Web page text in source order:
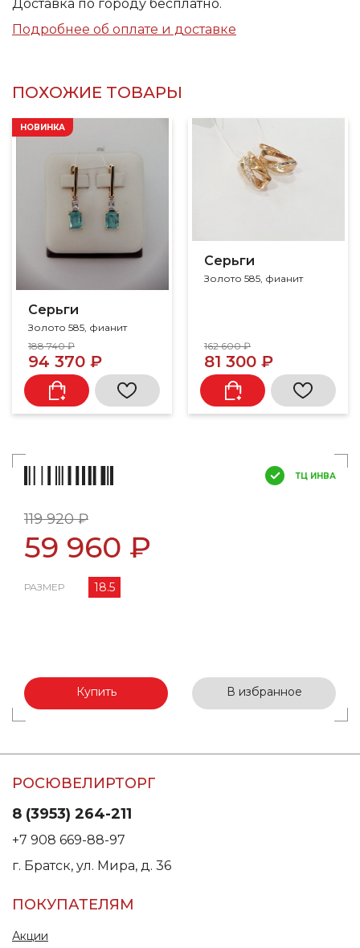
Доставка по городу бесплатно.
Подробнее об оплате и доставке
ПОХОЖИЕ ТОВАРЫ
Серьги
Золото 585, фианит
НОВИНКА
188 740 ₽
94 370 ₽
Серьги
Золото 585, фианит
162 600 ₽
81 300 ₽
ТЦ ИНВА
119 920 ₽
59 960 ₽
РАЗМЕР 18.5
Купить В избранное
РОСЮВЕЛИРТОРГ
8 (3953) 264-211
+7 908 669-88-97
г. Братск, ул. Мира, д. 36
ПОКУПАТЕЛЯМ
Акции